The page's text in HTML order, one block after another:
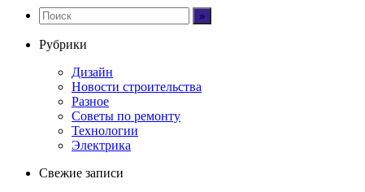
Рубрики
Дизайн
Новости строительства
Разное
Советы по ремонту
Технологии
Электрика
Свежие записи